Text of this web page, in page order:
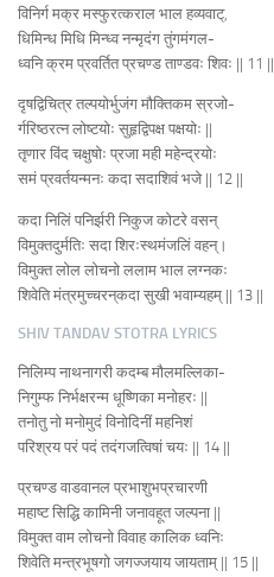
विनिर्ग मक्र मस्फुरत्कराल भाल हव्यवाट्,
धिमिन्ध मिधि मिन्ध्व नन्मृदंग तुंगमंगल-
ध्वनि क्रम प्रवर्तित प्रचण्ड ताण्डवः शिवः || 11 ||
दृषद्विचित्र तल्पयोर्भुजंग मौक्तिकम स्रजो-
र्गरिष्ठरत्न लोष्टयोः सुहृद्विपक्ष पक्षयोः ||
तृणार विंद चक्षुषोः प्रजा मही महेन्द्रयोः
समं प्रवर्तयन्मनः कदा सदाशिवं भजे || 12 ||
कदा निलिं पनिर्झरी निकुज कोटरे वसन्‌
विमुक्तदुर्मतिः सदा शिरःस्थमंजलिं वहन्‌।
विमुक्त लोल लोचनो ललाम भाल लग्नकः
शिवेति मंत्रमुच्चरन्‌कदा सुखी भवाम्यहम्‌ || 13 ||
SHIV TANDAV STOTRA LYRICS
निलिम्प नाथनागरी कदम्ब मौलमल्लिका-
निगुम्फ निर्भक्षरन्म धूष्णिका मनोहरः ||
तनोतु नो मनोमुदं विनोदिनीं महनिशं
परिश्रय परं पदं तदंगजत्विषां चयः || 14 ||
प्रचण्ड वाडवानल प्रभाशुभप्रचारणी
महाष्ट सिद्धि कामिनी जनावहूत जल्पना ||
विमुक्त वाम लोचनो विवाह कालिक ध्वनिः
शिवेति मन्त्रभूषगो जगज्जयाय जायताम्‌ || 15 ||